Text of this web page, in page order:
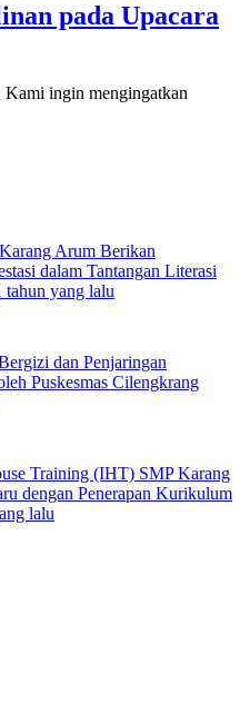
pada Upacara
ingin mengingatkan
Arum Berikan
dalam Tantangan Literasi
tahun yang lalu
dan Penjaringan
Puskesmas Cilengkrang
Training (IHT) SMP Karang
dengan Penerapan Kurikulum
lalu